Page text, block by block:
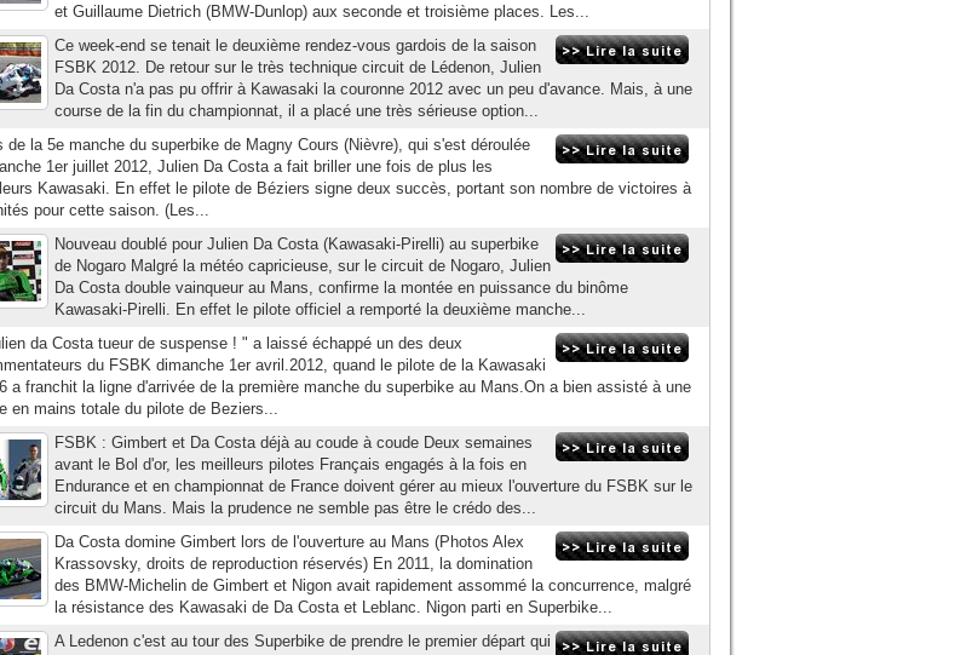
et Guillaume Dietrich (BMW-Dunlop) aux seconde et troisième places. Les...
Ce week-end se tenait le deuxième rendez-vous gardois de la saison
FSBK 2012. De retour sur le très technique circuit de Lédenon, Julien
Da Costa n'a pas pu offrir à Kawasaki la couronne 2012 avec un peu d'avance. Mais, à une
course de la fin du championnat, il a placé une très sérieuse option...
de la 5e manche du superbike de Magny Cours (Nièvre), qui s'est déroulée
1er juillet 2012, Julien Da Costa a fait briller une fois de plus les
Kawasaki. En effet le pilote de Béziers signe deux succès, portant son nombre de victoires à
pour cette saison. (Les...
Nouveau doublé pour Julien Da Costa (Kawasaki-Pirelli) au superbike
de Nogaro Malgré la météo capricieuse, sur le circuit de Nogaro, Julien
Da Costa double vainqueur au Mans, confirme la montée en puissance du binôme
Kawasaki-Pirelli. En effet le pilote officiel a remporté la deuxième manche...
da Costa tueur de suspense ! " a laissé échappé un des deux
du FSBK dimanche 1er avril.2012, quand le pilote de la Kawasaki
a franchit la ligne d'arrivée de la première manche du superbike au Mans.On a bien assisté à une
en mains totale du pilote de Beziers...
FSBK : Gimbert et Da Costa déjà au coude à coude Deux semaines
avant le Bol d'or, les meilleurs pilotes Français engagés à la fois en
Endurance et en championnat de France doivent gérer au mieux l'ouverture du FSBK sur le
circuit du Mans. Mais la prudence ne semble pas être le crédo des...
Da Costa domine Gimbert lors de l'ouverture au Mans (Photos Alex
Krassovsky, droits de reproduction réservés) En 2011, la domination
des BMW-Michelin de Gimbert et Nigon avait rapidement assommé la concurrence, malgré
la résistance des Kawasaki de Da Costa et Leblanc. Nigon parti en Superbike...
A Ledenon c'est au tour des Superbike de prendre le premier départ qui